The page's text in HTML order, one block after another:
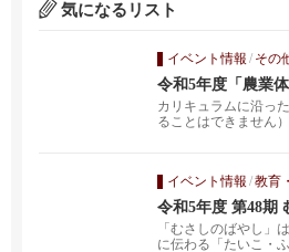
気になるリスト
イベント情報 / その
令和5年度「農業体
カリキュラムに沿っ
ることはできません
イベント情報 /教育
令和5年度 第48期
コ教室
「むさしのばやし」
に伝わる「たいこ・